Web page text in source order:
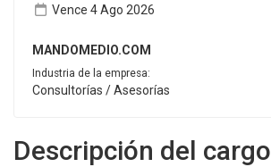
Vence 4 Ago 2026
MANDOMEDIO.COM
Industria de la empresa:
Consultorías / Asesorías
Descripción del cargo